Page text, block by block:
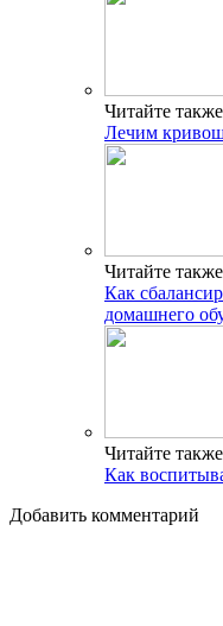
Читайте
Лечим
Читайте
Как
домашнего
Читайте
Как
Добавить комментарий